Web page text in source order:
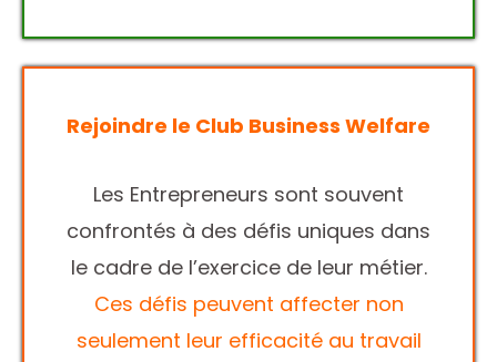
Rejoindre le Club Business Welfare
Les Entrepreneurs sont souvent
confrontés à des défis uniques dans
le cadre de l’exercice de leur métier.
Ces défis peuvent affecter non
seulement leur efficacité au travail